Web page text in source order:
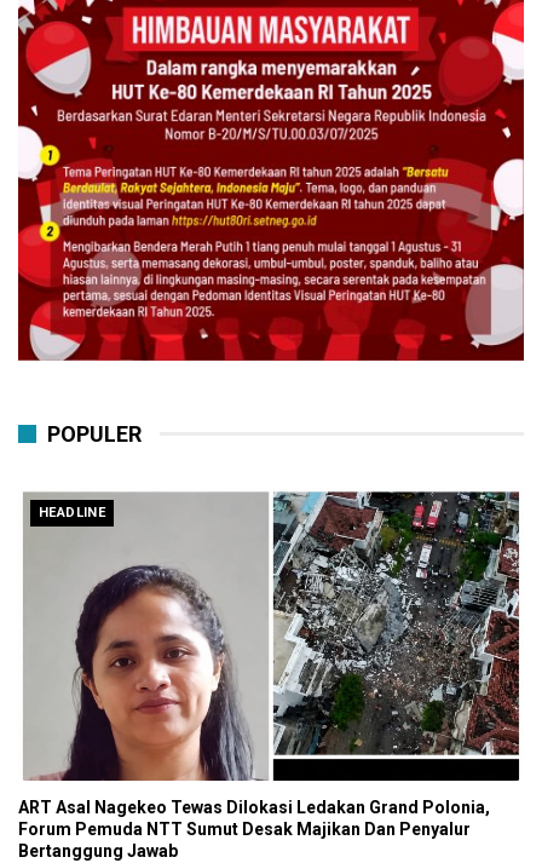
POPULER
HEADLINE
ART Asal Nagekeo Tewas Dilokasi Ledakan Grand Polonia,
Forum Pemuda NTT Sumut Desak Majikan Dan Penyalur
Bertanggung Jawab